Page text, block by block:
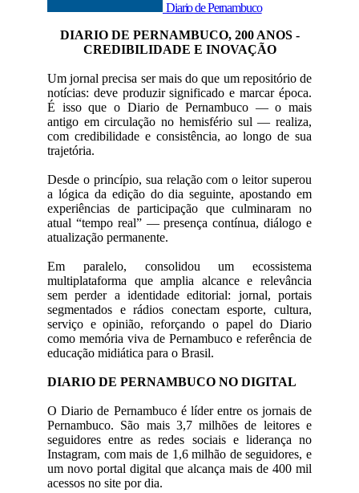
Diario de Pernambuco
DIARIO DE PERNAMBUCO, 200 ANOS -
CREDIBILIDADE E INOVAÇÃO
Um jornal precisa ser mais do que um repositório de
notícias: deve produzir significado e marcar época.
É isso que o Diario de Pernambuco — o mais
antigo em circulação no hemisfério sul — realiza,
com credibilidade e consistência, ao longo de sua
trajetória.
Desde o princípio, sua relação com o leitor superou
a lógica da edição do dia seguinte, apostando em
experiências de participação que culminaram no
atual “tempo real” — presença contínua, diálogo e
atualização permanente.
Em paralelo, consolidou um ecossistema
multiplataforma que amplia alcance e relevância
sem perder a identidade editorial: jornal, portais
segmentados e rádios conectam esporte, cultura,
serviço e opinião, reforçando o papel do Diario
como memória viva de Pernambuco e referência de
educação midiática para o Brasil.
DIARIO DE PERNAMBUCO NO DIGITAL
O Diario de Pernambuco é líder entre os jornais de
Pernambuco. São mais 3,7 milhões de leitores e
seguidores entre as redes sociais e liderança no
Instagram, com mais de 1,6 milhão de seguidores, e
um novo portal digital que alcança mais de 400 mil
acessos no site por dia.